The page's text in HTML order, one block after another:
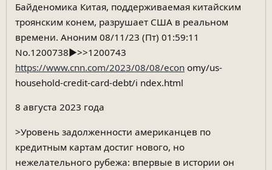
Байденомика Китая, поддерживаемая китайским
троянским конем, разрушает США в реальном
времени. Аноним 08/11/23 (Пт) 01:59:11
No.1200738▶>>1200743
https://www.cnn.com/2023/08/08/economy/us-
household-credit-card-debt/i ndex.html
8 августа 2023 года
>Уровень задолженности американцев по
кредитным картам достиг нового, но
нежелательного рубежа: впервые в истории он